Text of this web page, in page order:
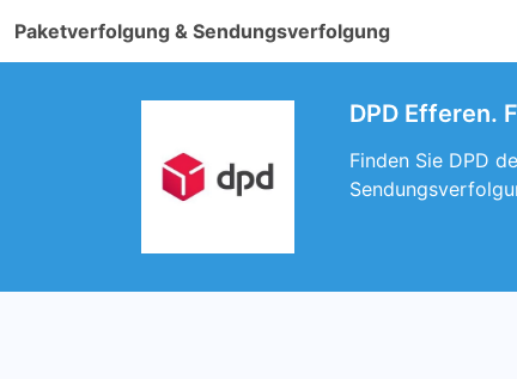
Paketverfolgung & Sendungsverfolgung
DPD Efferen.
Finden Sie DPD